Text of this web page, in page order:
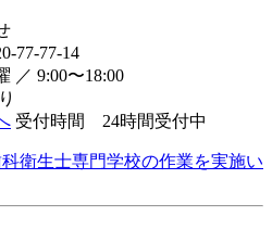
77-77-14
／ 9:00〜18:00
受付時間 24時間受付中